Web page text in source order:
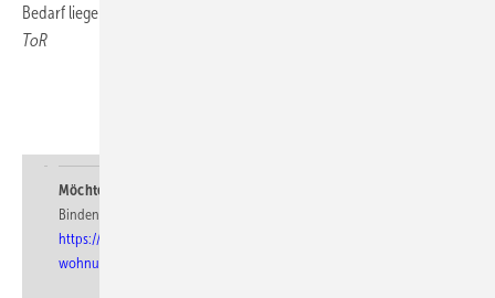
Bedarf liege mit Sicherheit deutlich über der aktuellen Neubautätigkeit.
ToR
Möchten Sie auf diesen Artikel verweisen?
Binden Sie einfach diesen Link in Ihre Internetseite ein:
https://www.tga-fachplaner.de/aktuelle-meldung/lbs-forscher-
wohnungsneubau-deckt-bedarf-nicht